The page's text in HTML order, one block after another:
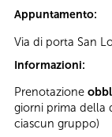
Appuntamento:
Via di porta San
Informazioni:
Prenotazione
giorni prima della
ciascun gruppo)